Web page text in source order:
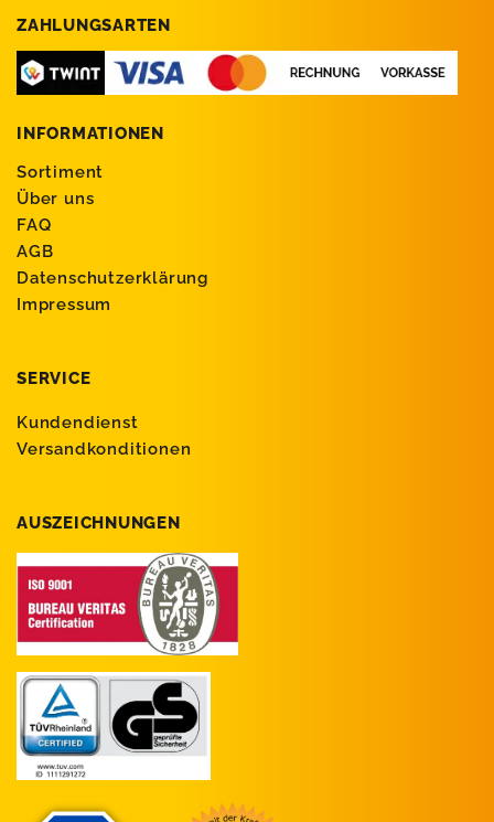
ZAHLUNGSARTEN
INFORMATIONEN
Sortiment
Über uns
FAQ
AGB
Datenschutzerklärung
Impressum
SERVICE
Kundendienst
Versandkonditionen
AUSZEICHNUNGEN